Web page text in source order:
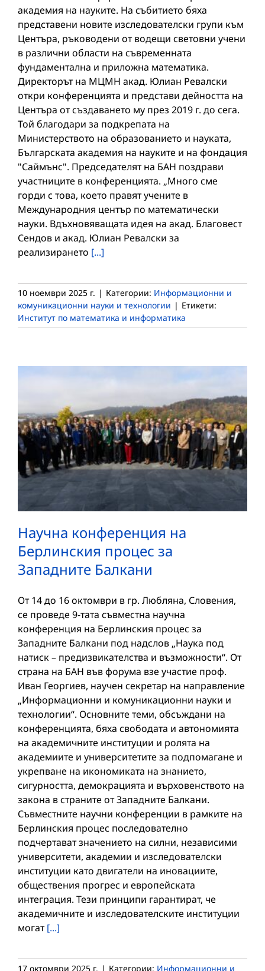
академия на науките. На събитието бяха
представени новите изследователски групи към
Центъра, ръководени от водещи световни учени
в различни области на съвременната
фундаментална и приложна математика.
Директорът на МЦМН акад. Юлиан Ревалски
откри конференцията и представи дейността на
Центъра от създаването му през 2019 г. до сега.
Той благодари за подкрепата на
Министерството на образованието и науката,
Българската академия на науките и на фондация
"Саймънс". Председателят на БАН поздрави
участниците в конференцията. „Много сме
горди с това, което правят учените в
Международния център по математически
науки. Вдъхновяващата идея на акад. Благовест
Сендов и акад. Юлиан Ревалски за
реализирането [...]
10 ноември 2025 г. | Категории: Информационни и
комуникационни науки и технологии | Етикети:
Институт по математика и информатика
Научна конференция на
Берлинския процес за
Западните Балкани
От 14 до 16 октомври в гр. Любляна, Словения,
се проведе 9-тата съвместна научна
конференция на Берлинския процес за
Западните Балкани под надслов „Наука под
натиск – предизвикателства и възможности“. От
страна на БАН във форума взе участие проф.
Иван Георгиев, научен секретар на направление
„Информационни и комуникационни науки и
технологии“. Основните теми, обсъждани на
конференцията, бяха свободата и автономията
на академичните институции и ролята на
академиите и университетите за подпомагане и
укрепване на икономиката на знанието,
сигурността, демокрацията и върховенството на
закона в страните от Западните Балкани.
Съвместните научни конференции в рамките на
Берлинския процес последователно
подчертават значението на силни, независими
университети, академии и изследователски
институции като двигатели на иновациите,
обществения прогрес и европейската
интеграция. Тези принципи гарантират, че
академичните и изследователските институции
могат[...]
17 октомври 2025 г. | Категории: Информационни и